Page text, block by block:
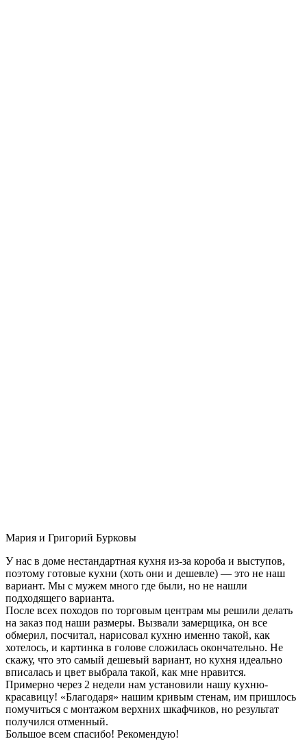
Мария и Григорий Бурковы
У нас в доме нестандартная кухня из-за короба и выступов,
поэтому готовые кухни (хоть они и дешевле) — это не наш
вариант. Мы с мужем много где были, но не нашли
подходящего варианта.
После всех походов по торговым центрам мы решили делать
на заказ под наши размеры. Вызвали замерщика, он все
обмерил, посчитал, нарисовал кухню именно такой, как
хотелось, и картинка в голове сложилась окончательно. Не
скажу, что это самый дешевый вариант, но кухня идеально
вписалась и цвет выбрала такой, как мне нравится.
Примерно через 2 недели нам установили нашу кухню-
красавицу! «Благодаря» нашим кривым стенам, им пришлось
помучиться с монтажом верхних шкафчиков, но результат
получился отменный.
Большое всем спасибо! Рекомендую!